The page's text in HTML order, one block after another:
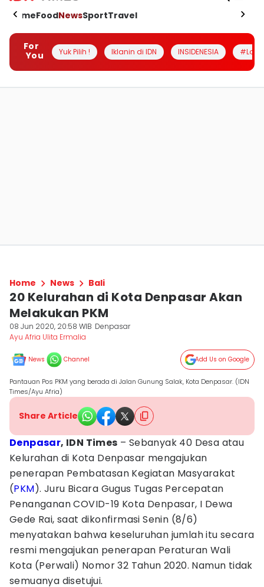
HomeFoodNewsSportTravel
For
You
Yuk Pilih ! Iklanin di IDN INSIDENESIA
Home News Bali
20 Kelurahan di Kota Denpasar Akan
Melakukan PKM
08 Jun 2020, 20:58 WIB Denpasar
Ayu Afria Ulita Ermalia
News Channel Add Us on Google
Pantauan Pos PKM yang berada di Jalan Gunung Salak, Kota Denpasar. (IDN
Times/Ayu Afria)
Share Article
Denpasar, IDN Times – Sebanyak 40 Desa atau
Kelurahan di Kota Denpasar mengajukan
penerapan Pembatasan Kegiatan Masyarakat
(PKM). Juru Bicara Gugus Tugas Percepatan
Penanganan COVID-19 Kota Denpasar, I Dewa
Gede Rai, saat dikonfirmasi Senin (8/6)
menyatakan bahwa keseluruhan jumlah itu secara
resmi mengajukan penerapan Peraturan Wali
Kota (Perwali) Nomor 32 Tahun 2020. Namun tidak
semuanya disetujui.